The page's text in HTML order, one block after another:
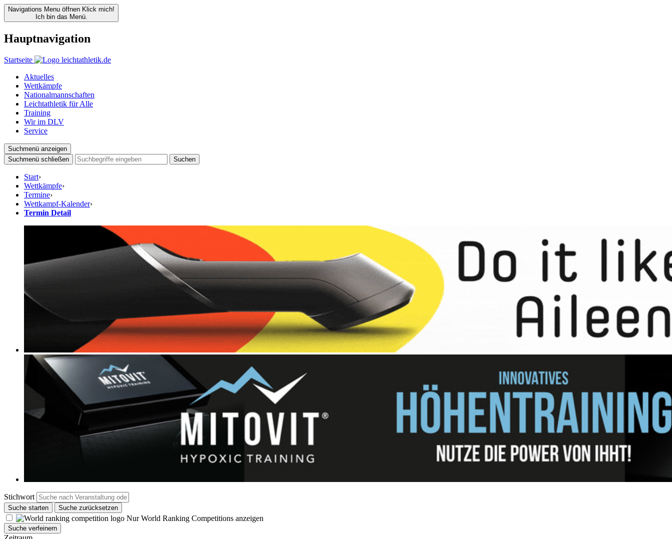
Navigations Menu öffnen Klick mich!
Ich bin das Menü.
Hauptnavigation
Startseite
Aktuelles
Wettkämpfe
Nationalmannschaften
Leichtathletik für Alle
Training
Wir im DLV
Service
Suchmenü anzeigen
Suchmenü schließen
Suchen
Start›
Wettkämpfe›
Termine›
Wettkampf-Kalender›
Termin Detail
Stichwort
Suche starten Suche zurücksetzen
Nur World Ranking Competitions anzeigen
Suche verfeinern